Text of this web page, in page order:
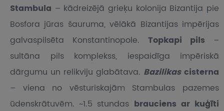
Stambula – kādreizējā grieķu kolonija Bizantija pie
Bosfora jūras šauruma, vēlākā Bizantijas impērijas
galvaspilsēta Konstantinopole. Topkapi pils –
sultāna pils komplekss, iespaidīga impēriskā
dārgumu un relikviju glabātava. Bazilikascisterna
– viena no vēsturiskajām Stambulas pazemes
ūdenskrātuvēm. ~1.5 stundas brauciens ar kuģīti